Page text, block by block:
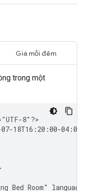
Giá mỗi đêm
trong một
8"?>
07-18T16:20:00-04:00"
Bed Room"